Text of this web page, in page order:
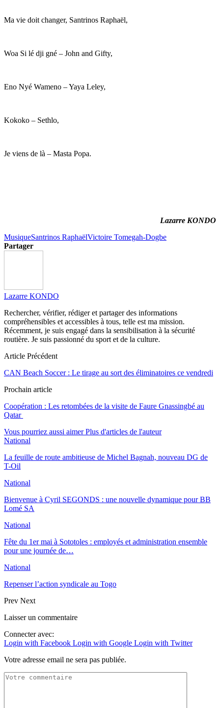
Ma vie doit changer, Santrinos Raphaël,
Woa Si lé dji gné – John and Gifty,
Eno Nyé Wameno – Yaya Leley,
Kokoko – Sethlo,
Je viens de là – Masta Popa.
Lazarre KONDO
MusiqueSantrinos RaphaëlVictoire Tomegah-Dogbe
Partager
Lazarre KONDO
Rechercher, vérifier, rédiger et partager des informations
compréhensibles et accessibles à tous, telle est ma mission.
Récemment, je suis engagé dans la sensibilisation à la sécurité
routière. Je suis passionné du sport et de la culture.
Article Précédent
CAN Beach Soccer : Le tirage au sort des éliminatoires ce vendredi
Prochain article
Coopération : Les retombées de la visite de Faure Gnassingbé au
Qatar
Vous pourriez aussi aimer Plus d'articles de l'auteur
National
La feuille de route ambitieuse de Michel Bagnah, nouveau DG de
T-Oil
National
Bienvenue à Cyril SEGONDS : une nouvelle dynamique pour BB
Lomé SA
National
Fête du 1er mai à Sototoles : employés et administration ensemble
pour une journée de…
National
Repenser l’action syndicale au Togo
Prev Next
Laisser un commentaire
Connecter avec:
Login with Facebook Login with Google Login with Twitter
Votre adresse email ne sera pas publiée.